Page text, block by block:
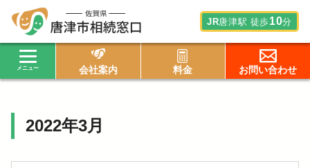
JR唐津駅 徒歩10分
会社案内 料金 お問い合わせ
トップ > > 3月
2022年3月